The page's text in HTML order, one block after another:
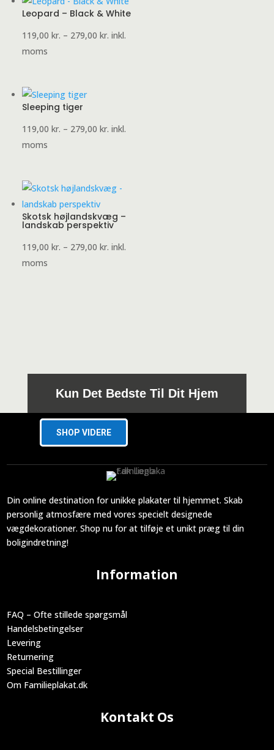
Leopard – Black & White
119,00kr. – 279,00kr. Prisinterval:
inkl.
moms
Sleeping tiger
119,00kr. – 279,00kr. Prisinterval:
inkl.
moms
Skotsk højlandskvæg –
landskab perspektiv
119,00kr. – 279,00kr. Prisinterval:
inkl.
moms
Kun Det Bedste Til Dit Hjem
SHOP VIDERE
Din online destination for unikke plakater til hjemmet. Skab
personlig atmosfære med vores specielt designede
vægdekorationer. Shop nu for at tilføje et unikt præg til din
boligindretning!
Information
FAQ – Ofte stillede spørgsmål
Handelsbetingelser
Levering
Returnering
Special Bestillinger
Om Familieplakat.dk
Kontakt Os